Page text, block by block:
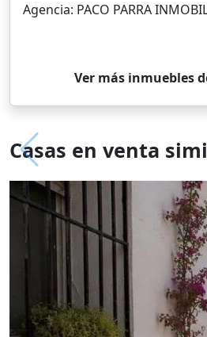
Agencia: PACO PARRA
Ver más inmuebles
Casas en venta